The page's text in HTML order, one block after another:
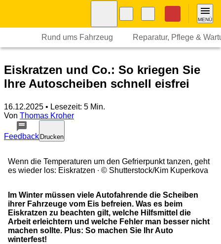
Seiteninhalt Fußzeile
Nothilfe
MENÜ
Rund ums Fahrzeug Reparatur, Pflege &
Eiskratzen und Co.: So kriegen Sie
Ihre Autoscheiben schnell eisfrei
16.12.2025 • Lesezeit: 5 Min.
Von Thomas Kroher
Feedback Drucken
Wenn die Temperaturen um den Gefrierpunkt tanzen, geht
es wieder los: Eiskratzen
© Shutterstock/Kim Kuperkova
Im Winter müssen viele Autofahrende die Scheiben
ihrer Fahrzeuge vom Eis befreien. Was es beim
Eiskratzen zu beachten gilt, welche Hilfsmittel die
Arbeit erleichtern und welche Fehler man besser nicht
machen sollte. Plus: So machen Sie Ihr Auto
winterfest!